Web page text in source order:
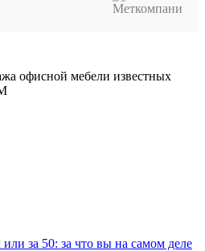
офисной мебели известных